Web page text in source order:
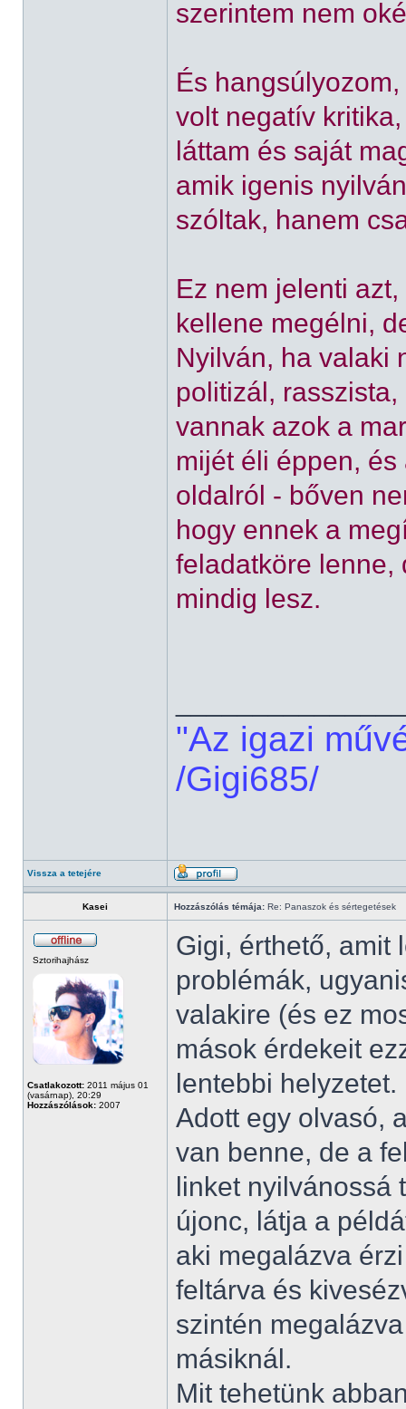
szerintem nem
És
volt negatív
láttam és saját
amik igenis
szóltak, hanem
Ez nem jelenti
kellene megélni,
Nyilván, ha valaki
politizál,
vannak azok a
mijét éli éppen,
oldalról - bőven
hogy ennek a
feladatköre lenne,
mindig lesz.
"Az igazi
/Gigi685/
Vissza a tetejére
Kasei Hozzászólás témája: Re: Panaszok és sértegetések
Sztorihajhász
Csatlakozott: 2011 május 01
(vasárnap), 20:29
Hozzászólások: 2007
Gigi, érthető, amit
problémák,
valakire (és ez
mások érdekeit
lentebbi helyzetet.
Adott egy olvasó,
van benne, de a
linket nyilvánossá
újonc, látja a
aki megalázva
feltárva és
szintén
másiknál.
Mit tehetünk